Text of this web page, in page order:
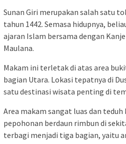
Sunan Giri merupakan salah satu
tahun 1442. Semasa hidupnya,
ajaran Islam bersama dengan
Maulana.
Makam ini terletak di atas area
bagian Utara. Lokasi tepatnya di
satu destinasi wisata penting di
Area makam sangat luas dan
pepohonan berdaun rimbun di
terbagi menjadi tiga bagian, yaitu